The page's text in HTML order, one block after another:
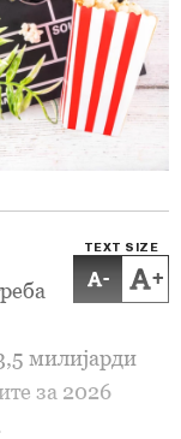
TEXT SIZE
- +
милијарди
за 2026